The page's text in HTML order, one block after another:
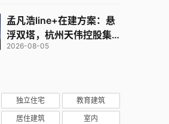
孟凡浩line+在建方案：悬
浮双塔，杭州天伟控股集
团总部
2026-08-05
独立住宅 教育建筑
居住建筑 室内